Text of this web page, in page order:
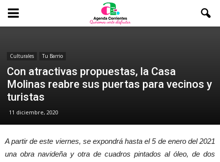
Culturales Tu Barrio
Con atractivas propuestas, la Casa
Molinas reabre sus puertas para vecinos y
turistas
11 diciembre, 2020
A partir de este viernes, se expondrá hasta el 5 de enero del 2021
una obra navideña y otra de cuadros pintados al óleo, de dos